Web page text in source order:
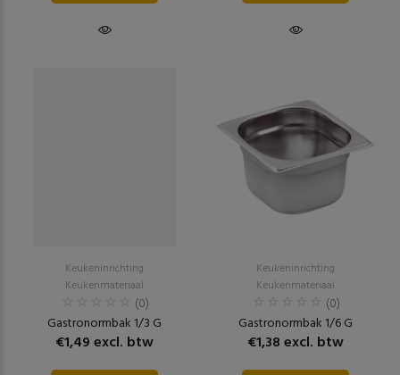
Keukeninrichting
Keukenmateriaal
(0)
Gastronormbak 1/3 G
€1,49 excl. btw
Keukeninrichting
Keukenmateriaal
(0)
Gastronormbak 1/6 G
€1,38 excl. btw